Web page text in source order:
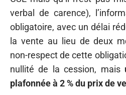
verbal de carence),
obligatoire, avec un délai
la vente au lieu de deux
non-respect de cette
nullité de la cession, mais
plafonnée à 2 % du prix de